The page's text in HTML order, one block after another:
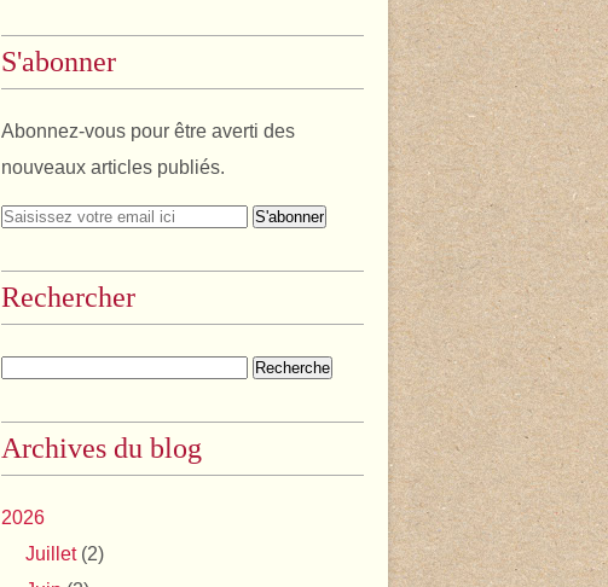
S'abonner
Abonnez-vous pour être averti des
nouveaux articles publiés.
Rechercher
Archives du blog
2026
Juillet(2)